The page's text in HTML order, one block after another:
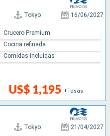
Tokyo 16/06/2027
US$ 1,195 +Tasas
Crucero Premium
Cocina refinada
Comidas incluidas
Tokyo 21/04/2027